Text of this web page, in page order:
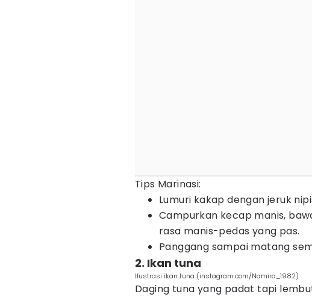
Tips Marinasi:
Lumuri kakap dengan jeruk
Campurkan kecap manis,
rasa manis-pedas yang pas.
Panggang sampai matang
2. Ikan tuna
Ilustrasi ikan tuna (instagram.com/Namira_1982)
Daging tuna yang padat tapi